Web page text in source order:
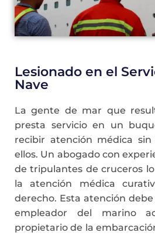
Lesionado en el
Nave
La gente de mar que
presta servicio en un
recibir atención médica
ellos. Un abogado con
de tripulantes de cruceros
la atención médica
derecho. Esta atención
empleador del marino
propietario de la